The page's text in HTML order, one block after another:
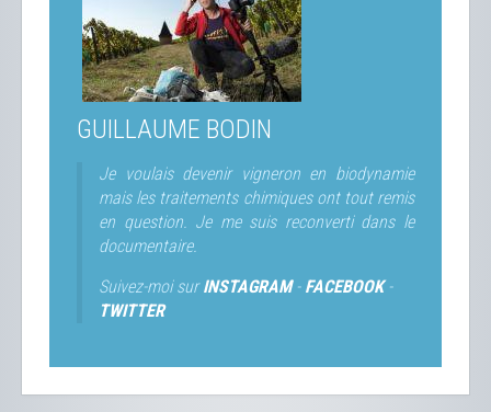
GUILLAUME BODIN
Je voulais devenir vigneron en biodynamie
mais les traitements chimiques ont tout remis
en question. Je me suis reconverti dans le
documentaire.
Suivez-moi surINSTAGRAM- FACEBOOK-
TWITTER